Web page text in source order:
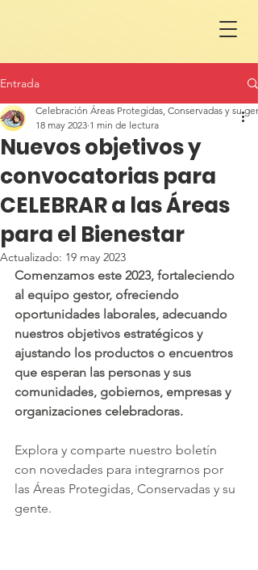
Entrada
Nuevos objetivos y
convocatorias para
CELEBRAR a las Áreas
para el Bienestar
Celebración Áreas Protegidas, Conservadas y su
18 may 2023 1 min de lectura
Actualizado: 19 may 2023
Comenzamos este 2023, fortaleciendo
al equipo gestor, ofreciendo
oportunidades laborales, adecuando
nuestros objetivos estratégicos y
ajustando los productos o encuentros
que esperan las personas y sus
comunidades, gobiernos, empresas y
organizaciones celebradoras.
Explora y comparte nuestro boletín
con novedades para integrarnos por
las Áreas Protegidas, Conservadas y su
gente.